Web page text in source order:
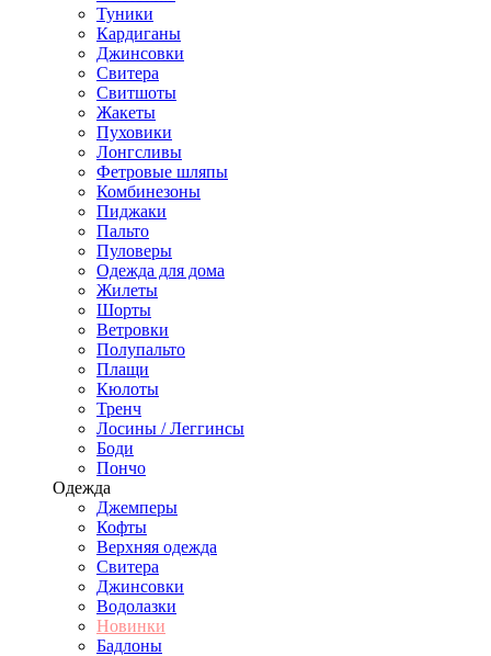
Туники
Кардиганы
Джинсовки
Свитера
Свитшоты
Жакеты
Пуховики
Лонгсливы
Фетровые шляпы
Комбинезоны
Пиджаки
Пальто
Пуловеры
Одежда для дома
Жилеты
Шорты
Ветровки
Полупальто
Плащи
Кюлоты
Тренч
Лосины / Леггинсы
Боди
Пончо
Одежда
Джемперы
Кофты
Верхняя одежда
Свитера
Джинсовки
Водолазки
Новинки
Бадлоны